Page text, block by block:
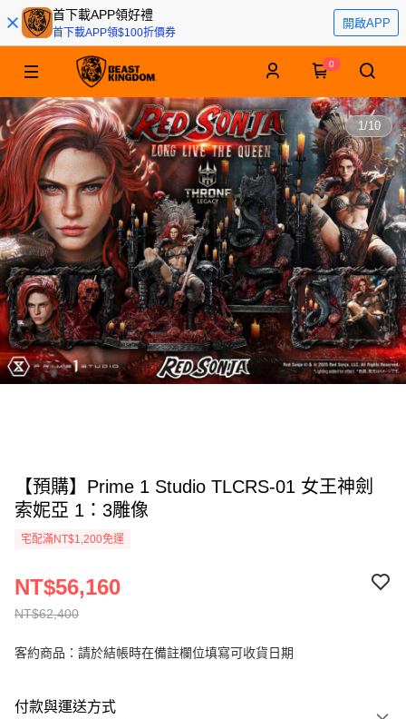
首下載APP領好禮
首下載APP領$100折價券
開啟APP
0
1/10
【預購】Prime 1 Studio TLCRS-01 女王神劍
索妮亞 1：3雕像
宅配滿NT$1,200免運
NT$62,400
NT$56,160
客約商品：請於結帳時在備註欄位填寫可收貨日期
付款與運送方式